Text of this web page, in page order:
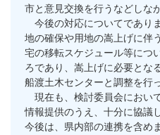
市と意見交換を行うなどしな
今後の対応についてであり
地の確保や用地の嵩上げに伴
宅の移転スケジュール等につ
ろであり、嵩上げに必要とな
船渡土木センターと調整を行
現在も、検討委員会におい
情報提供のうえ、十分に協議
今後は、県内部の連携を含め